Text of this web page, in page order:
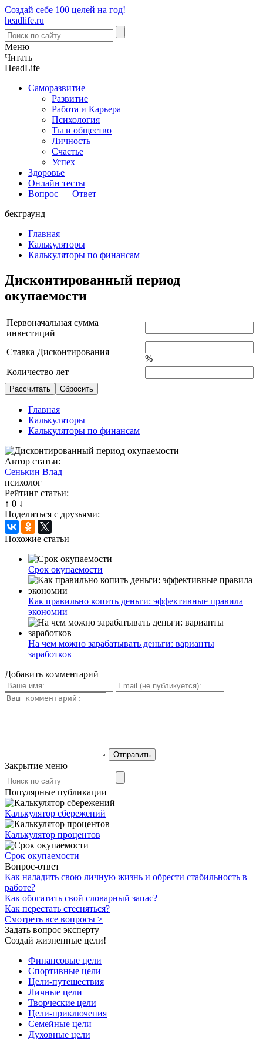
Создай себе 100 целей на год!
headlife.ru
Меню
Читать
HeadLife
Саморазвитие
Развитие
Работа и Карьера
Психология
Ты и общество
Личность
Счастье
Успех
Здоровье
Онлайн тесты
Вопрос — Ответ
бекграунд
Главная
Калькуляторы
Калькуляторы по финансам
Дисконтированный период
окупаемости
Первоначальная сумма
инвестиций
Ставка Дисконтирования
%
Количество лет
Главная
Калькуляторы
Калькуляторы по финансам
Автор статьи:
Сенькин Влад
психолог
Рейтинг статьи:
↑ 0 ↓
Поделиться с друзьями:
Похожие статьи
Срок окупаемости
Как правильно копить деньги: эффективные правила
экономии
На чем можно зарабатывать деньги: варианты
заработков
Добавить комментарий
Закрытие меню
Популярные публикации
Калькулятор сбережений
Калькулятор процентов
Срок окупаемости
Вопрос-ответ
Как наладить свою личную жизнь и обрести стабильность в
работе?
Как обогатить свой словарный запас?
Как перестать стесняться?
Смотреть все вопросы >
Задать вопрос эксперту
Создай жизненные цели!
Финансовые цели
Спортивные цели
Цели-путешествия
Личные цели
Творческие цели
Цели-приключения
Семейные цели
Духовные цели